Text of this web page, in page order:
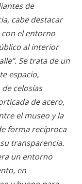
de
cabe destacar
el entorno
al interior
Se trata de un
espacio,
celosías
de acero,
el museo y la
forma recíproca
transparencia.
un entorno
en